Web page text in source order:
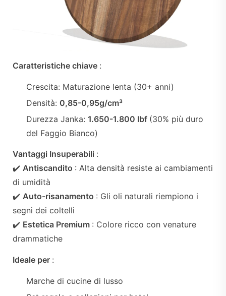
Caratteristiche chiave :
Crescita: Maturazione lenta (30+ anni)
Densità: 0,85-0,95g/cm³
Durezza Janka:1.650-1.800 lbf (30% più duro
del Faggio Bianco)
Vantaggi Insuperabili :
✔️ Antiscandito : Alta densità resiste ai cambiamenti
di umidità
✔️ Auto-risanamento : Gli oli naturali riempiono i
segni dei coltelli
✔️ Estetica Premium : Colore ricco con venature
drammatiche
Ideale per :
Marche di cucine di lusso